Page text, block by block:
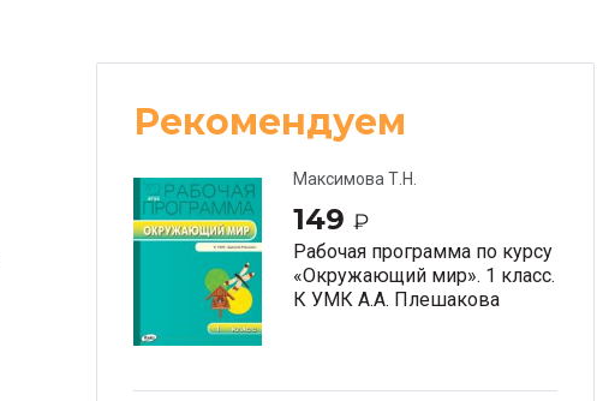
Рекомендуем
Максимова Т.Н.
149 ₽
Рабочая программа по курсу
«Окружающий мир». 1 класс.
К УМК А.А. Плешакова